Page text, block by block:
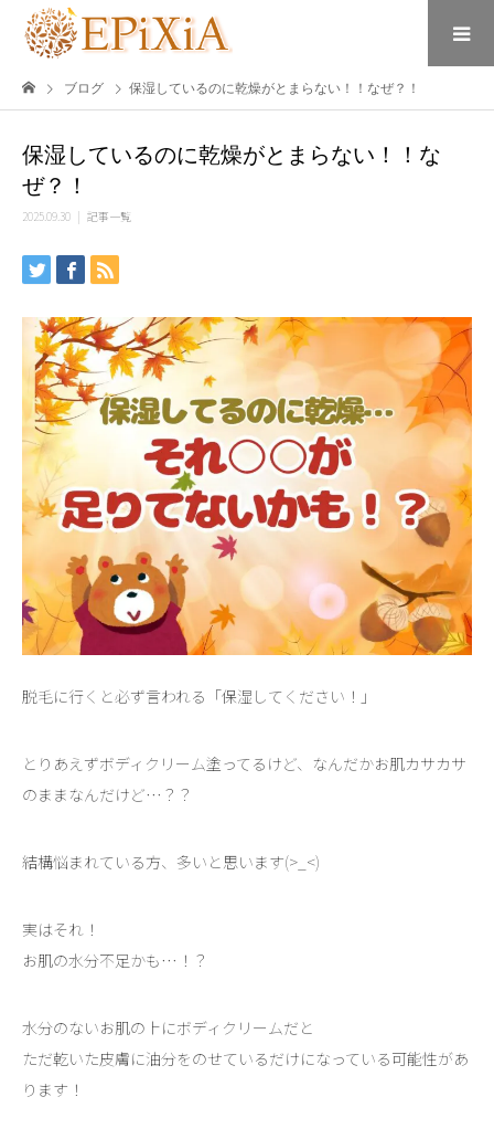
ブログ 保湿しているのに乾燥がとまらない！！なぜ？！
保湿しているのに乾燥がとまらない！！な
ぜ？！
2025.09.30 記事一覧
脱毛に行くと必ず言われる「保湿してください！」
とりあえずボディクリーム塗ってるけど、なんだかお肌カサカサ
のままなんだけど…？？
結構悩まれている方、多いと思います(>_<)
実はそれ！
お肌の水分不足かも…！？
水分のないお肌の上にボディクリームだと
ただ乾いた皮膚に油分をのせているだけになっている可能性があ
ります！